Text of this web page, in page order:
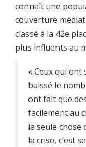
connaît une
couverture
classé à la 42e
plus influents au
« Ceux qui ont
baissé le
ont fait que
facilement au
la seule chose
la crise, c’est